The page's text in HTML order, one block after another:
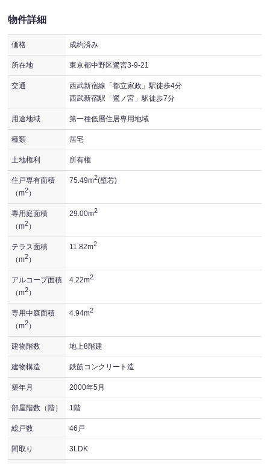
物件詳細
価格 成約済み
所在地 東京都中野区鷺宮3-9-21
交通
西武新宿線「都立家政」駅徒歩4分
西武新宿駅「鷺ノ宮」駅徒歩7分
用途地域 第一種低層住居専用地域
種類 居宅
土地権利 所有権
住戸専有面積
（m2）
75.49m2(壁芯)
専用庭面積
（m2）
29.00m2
テラス面積
（m2）
11.82m2
アルコープ面積
（m2）
4.22m2
専用中庭面積
（m2）
4.94m2
建物階数 地上8階建
建物構造 鉄筋コンクリート造
築年月 2000年5月
部屋階数（階） 1階
総戸数 46戸
間取り 3LDK